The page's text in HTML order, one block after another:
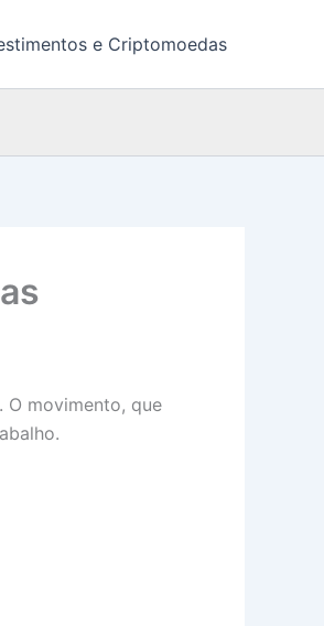
e Criptomoedas
movimento, que